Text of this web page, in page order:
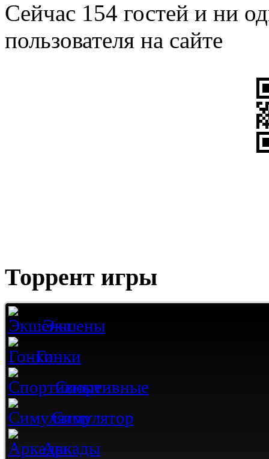
Сейчас 154 гостей и ни
пользователя на сайте
Торрент игры
Экшены
Гонки
Спортивные
Симулятор
Аркады